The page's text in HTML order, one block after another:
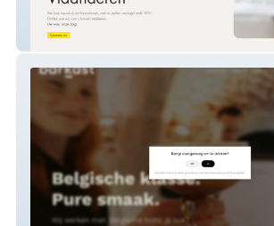
Wasserij Sint-Rita